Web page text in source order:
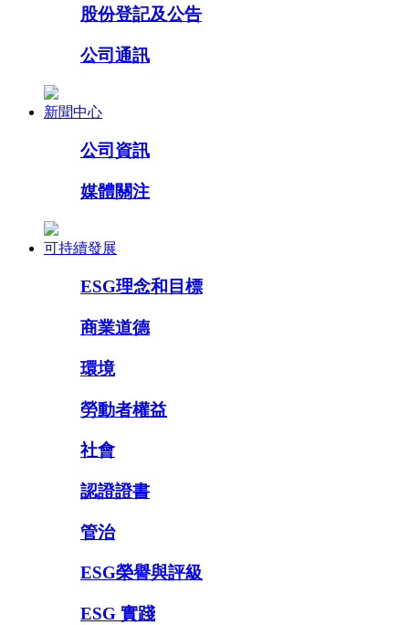
股份登記及公告
公司通訊
新聞中心
公司資訊
媒體關注
可持續發展
ESG理念和目標
商業道德
環境
勞動者權益
社會
認證證書
管治
ESG榮譽與評級
ESG 實踐